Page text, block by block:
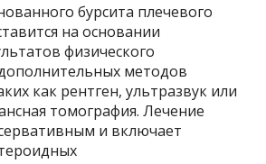
бурсита плечевого
на основании
физического
методов
как рентген, ультразвук или
томография. Лечение
и включает